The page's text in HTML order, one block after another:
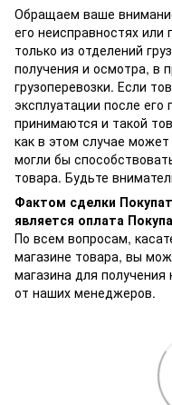
Обращаем ваше
его неисправностях
только из отделений
получения и осмотра, в
грузоперевозки. Если
эксплуатации после его
принимаются и такой
как в этом случае
могли бы
товара. Будьте
Фактом сделки
является оплата
По всем вопросам,
магазине товара, вы
магазина для
от наших менеджеров.